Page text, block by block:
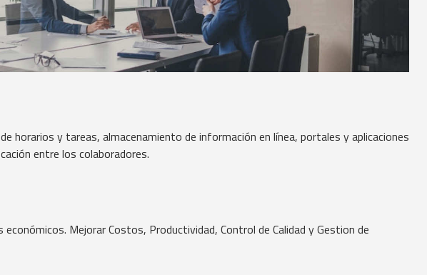
horarios y tareas, almacenamiento de información en línea, portales y aplicaciones
entre los colaboradores.
Mejorar Costos, Productividad, Control de Calidad y Gestion de